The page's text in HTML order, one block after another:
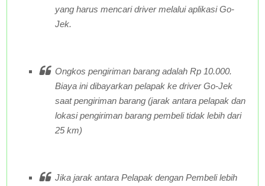
yang harus mencari driver melalui aplikasi Go-
Jek.
Ongkos pengiriman barang adalah Rp 10.000.
Biaya ini dibayarkan pelapak ke driver Go-Jek
saat pengiriman barang (jarak antara pelapak dan
lokasi pengiriman barang pembeli tidak lebih dari
25 km)
Jika jarak antara Pelapak dengan Pembeli lebih